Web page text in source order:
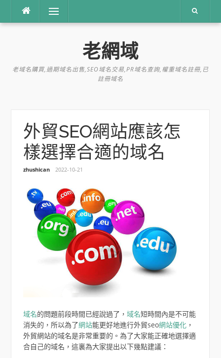
內
選單
老網域
老域名購買,過期域名出售,SEO域名交易,PR域名查詢,權重域名註冊,已
註冊域名
外貿SEO網站應該怎
樣選擇合適的域名
zhushican 2022-10-21
域名的問題前段時間已經說過了， 域名短時間內是不可能
消失的，所以為了網站能更好地進行外貿seo網站優化，
外貿網站的域名是非常重要的。為了大家能正確地選擇適
合自己的域名，這裏為大家提出以下幾點建議：